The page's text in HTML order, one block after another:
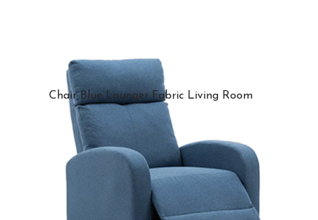
Chair Blue Lounger Fabric Living Room